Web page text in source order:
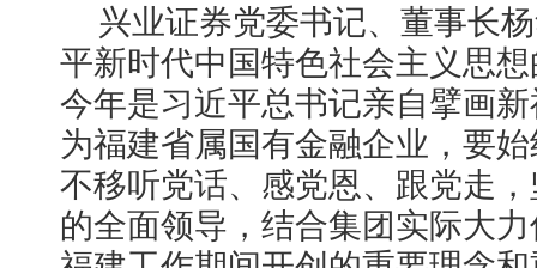
兴业证券党委书记、董事长
平新时代中国特色社会主义思
今年是习近平总书记亲自擘画
为福建省属国有金融企业，要
不移听党话、感党恩、跟党走
的全面领导，结合集团实际大